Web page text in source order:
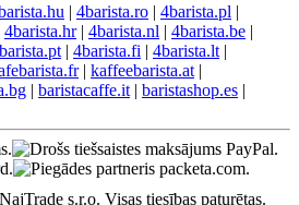
| 4barista.ro | 4barista.pl |
4barista.hr| 4barista.nl | 4barista.be |
| 4barista.fi | 4barista.lt |
| kaffeebarista.at |
| baristacaffe.it | baristashop.es |
s.r.o. Visas tiesības paturētas.